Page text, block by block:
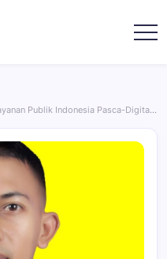
Publik Indonesia Pasca-Digitalisasi Birokrasi